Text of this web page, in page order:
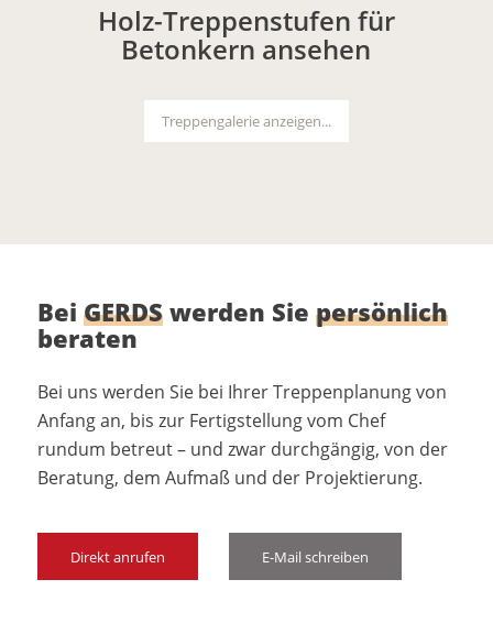
Holz-Treppenstufen für
Betonkern ansehen
Treppengalerie anzeigen...
Bei GERDSwerden Sie persönlich
beraten
Bei uns werden Sie bei Ihrer Treppenplanung von
Anfang an, bis zur Fertigstellung vom Chef
rundum betreut – und zwar durchgängig, von der
Beratung, dem Aufmaß und der Projektierung.
Direkt anrufen E-Mail schreiben